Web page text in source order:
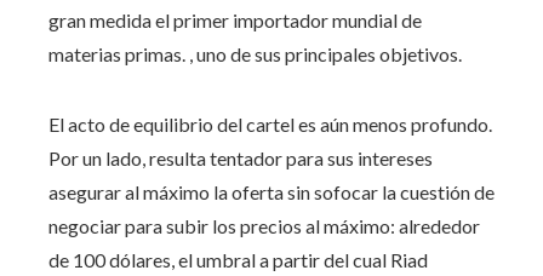
gran medida el primer importador mundial de
materias primas. , uno de sus principales objetivos.
El acto de equilibrio del cartel es aún menos profundo.
Por un lado, resulta tentador para sus intereses
asegurar al máximo la oferta sin sofocar la cuestión de
negociar para subir los precios al máximo: alrededor
de 100 dólares, el umbral a partir del cual Riad